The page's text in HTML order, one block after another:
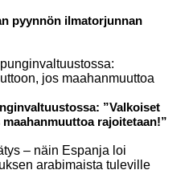
pyynnön ilmatorjunnan
”Valkoiset
rajoitetaan!”